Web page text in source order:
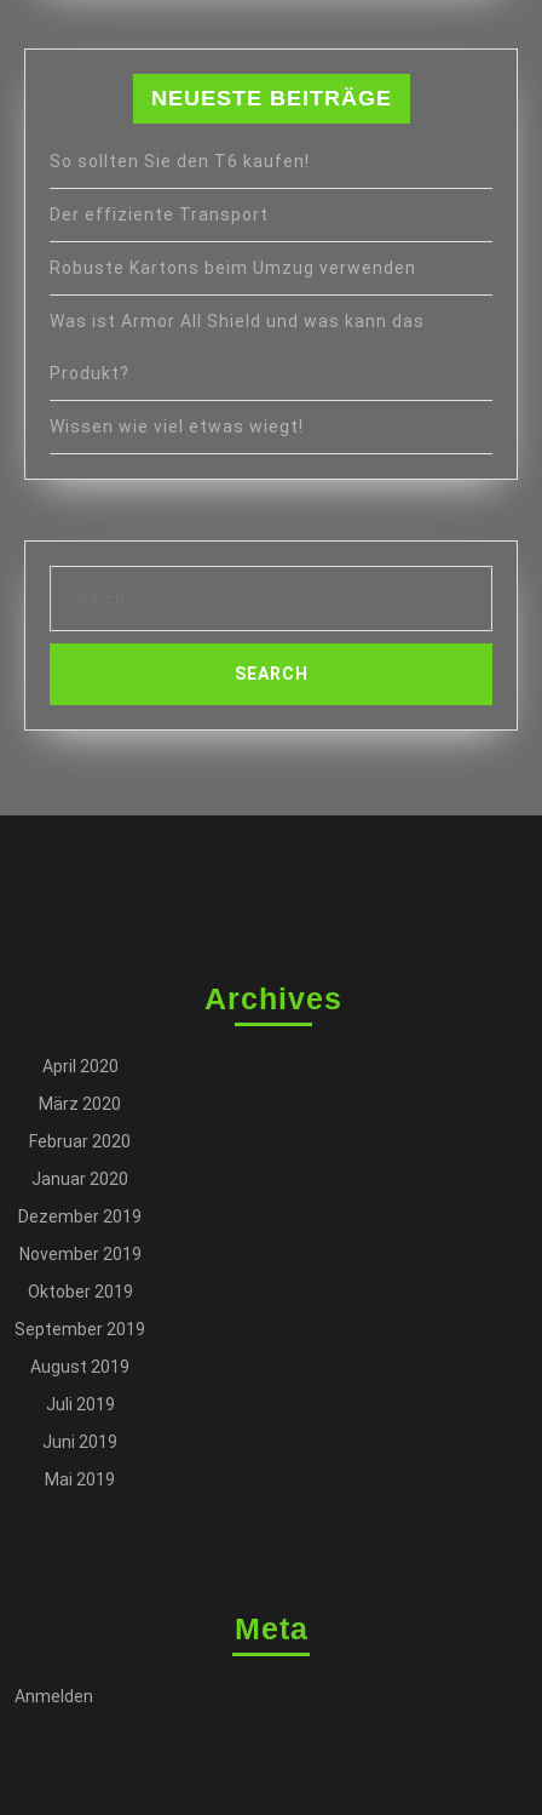
NEUESTE BEITRÄGE
So sollten Sie den T6 kaufen!
Der effiziente Transport
Robuste Kartons beim Umzug verwenden
Was ist Armor All Shield und was kann das
Produkt?
Wissen wie viel etwas wiegt!
Archives
April 2020
März 2020
Februar 2020
Januar 2020
Dezember 2019
November 2019
Oktober 2019
September 2019
August 2019
Juli 2019
Juni 2019
Mai 2019
Meta
Anmelden